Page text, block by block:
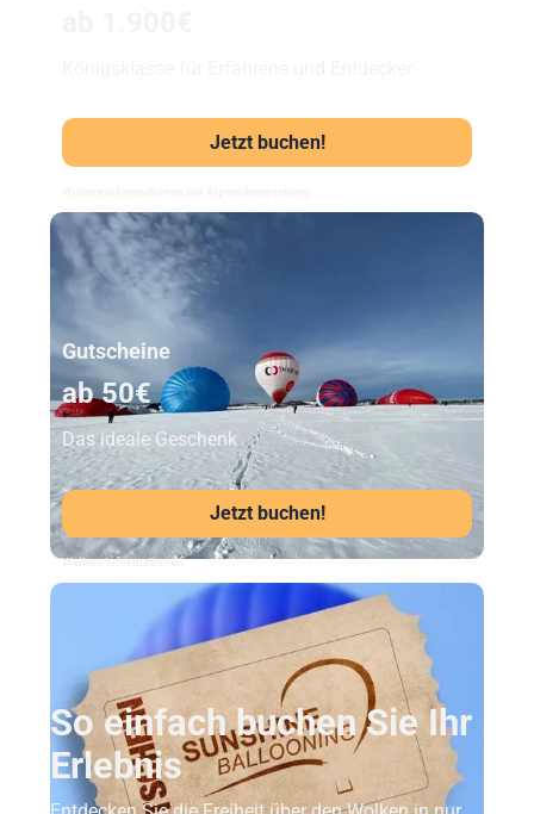
Jetzt buchen!
Unser Beststeller
Gutscheine
ab 50€
Das ideale Geschenk
Jetzt buchen!
Weitere Informationen
So einfach buchen Sie Ihr
Erlebnis